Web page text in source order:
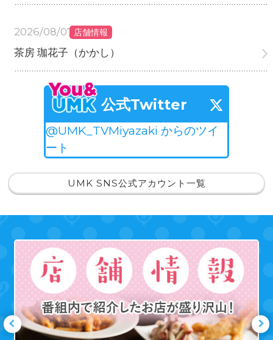
2026/08/07 店舗情報
茶房 珈花子（かかし）
公式Twitter
@UMK_TVMiyazaki からのツイ
ート
UMK SNS公式アカウント一覧